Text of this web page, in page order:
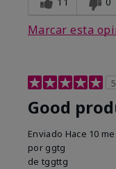
Marcar esta
5
Good
Enviado Hace 10
por ggtg
de tggttg